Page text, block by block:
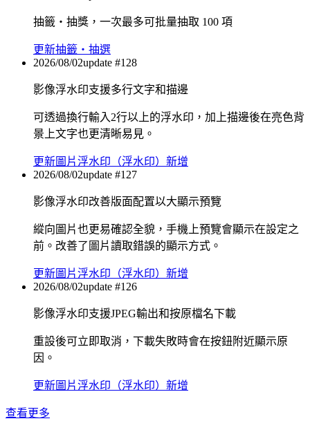
抽籤・抽獎，一次最多可批量抽取 100 項
更新抽籤・抽選
2026/08/02update #128
影像浮水印支援多行文字和描邊
可透過換行輸入2行以上的浮水印，加上描邊後在亮色背
景上文字也更清晰易見。
更新圖片浮水印（浮水印）新增
2026/08/02update #127
影像浮水印改善版面配置以大顯示預覽
縱向圖片也更易確認全貌，手機上預覽會顯示在設定之
前。改善了圖片讀取錯誤的顯示方式。
更新圖片浮水印（浮水印）新增
2026/08/02update #126
影像浮水印支援JPEG輸出和按原檔名下載
重設後可立即取消，下載失敗時會在按鈕附近顯示原
因。
更新圖片浮水印（浮水印）新增
查看更多